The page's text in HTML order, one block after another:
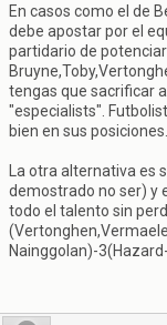
En casos como el de
debe apostar por el
partidario de
tengas que sacrificar
"especialists".
bien en sus posiciones.
La otra alternativa es
demostrado no ser) y
todo el talento sin
Nainggolan)-